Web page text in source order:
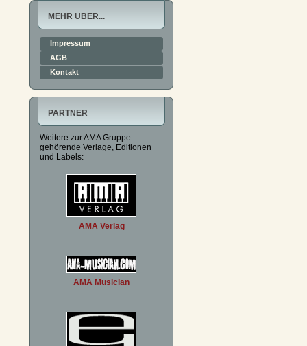
MEHR ÜBER...
Impressum
AGB
Kontakt
PARTNER
Weitere zur AMA Gruppe
gehörende Verlage, Editionen
und Labels:
AMA Verlag
AMA Musician